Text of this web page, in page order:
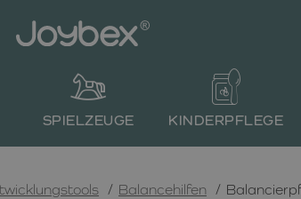
SPIELZEUGE KINDERPFLEGE
Balancehilfen